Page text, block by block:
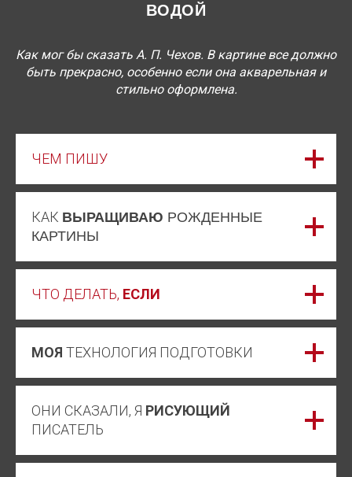
ВОДОЙ
Как мог бы сказать А. П. Чехов. В картине все должно
быть прекрасно, особенно если она акварельная и
стильно оформлена.
ЧЕМ ПИШУ
КАК ВЫРАЩИВАЮ РОЖДЕННЫЕ
КАРТИНЫ
ЧТО ДЕЛАТЬ, ЕСЛИ
МОЯ ТЕХНОЛОГИЯ ПОДГОТОВКИ
ОНИ СКАЗАЛИ, Я РИСУЮЩИЙ
ПИСАТЕЛЬ